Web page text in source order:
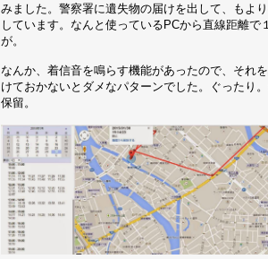
みました。警察署に遺失物の届けを出して、もよ
しています。なんと使っているPCから直線距離
が。
なんか、着信音を鳴らす機能があったので、それ
けておかないとダメなパターンでした。ぐったり
保留。